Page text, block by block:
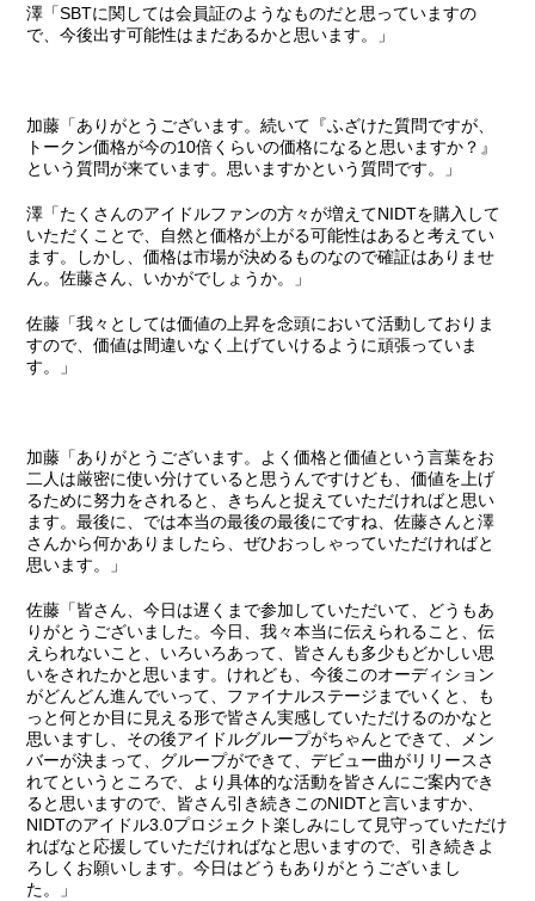
澤「SBTに関しては会員証のようなものだと思っていますの
で、今後出す可能性はまだあるかと思います。」
加藤「ありがとうございます。続いて 『ふざけた質問ですが、
トークン価格が今の10倍くらいの価格になると思いますか？』
という質問が来ています。思いますかという質問です。」
澤「たくさんのアイドルファンの方々が増えてNIDTを購入して
いただくことで、自然と価格が上がる可能性はあると考えてい
ます。しかし、価格は市場が決めるものなので確証はありませ
ん。佐藤さん、いかがでしょうか。」
佐藤「我々としては価値の上昇を念頭において活動しておりま
すので、価値は間違いなく上げていけるように頑張っていま
す。」
加藤「ありがとうございます。よく価格と価値という言葉をお
二人は厳密に使い分けていると思うんですけども、価値を上げ
るために努力をされると、きちんと捉えていただければと思い
ます。最後に、では本当の最後の最後にですね、佐藤さんと澤
さんから何かありましたら、ぜひおっしゃっていただければと
思います。」
佐藤「皆さん、今日は遅くまで参加していただいて、どうもあ
りがとうございました。今日、我々本当に伝えられること、伝
えられないこと、いろいろあって、皆さんも多少もどかしい思
いをされたかと思います。けれども、今後このオーディション
がどんどん進んでいって、ファイナルステージまでいくと、も
っと何とか目に見える形で皆さん実感していただけるのかなと
思いますし、その後アイドルグループがちゃんとできて、メン
バーが決まって、グループができて、デビュー曲がリリースさ
れてというところで、より具体的な活動を皆さんにご案内でき
ると思いますので、皆さん引き続きこのNIDTと言いますか、
NIDTのアイドル3.0プロジェクト楽しみにして見守っていただけ
ればなと応援していただければなと思いますので、引き続きよ
ろしくお願いします。今日はどうもありがとうございまし
た。」